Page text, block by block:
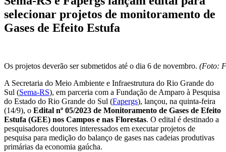
selecionar projetos de monitoramento de
Gases de Efeito Estufa
Os projetos deverão ser submetidos até o dia 6 de novembro. (Foto:
A Secretaria do Meio Ambiente e Infraestrutura do Rio Grande do
Sul (Sema-RS), em parceria com a Fundação de Amparo à Pesquisa
do Estado do Rio Grande do Sul (Fapergs), lançou, na quinta-feira
(14/9), o Edital nº 05/2023 de Monitoramento de Gases de Efeito
Estufa (GEE) nos Campos e nas Florestas. O edital é destinado a
pesquisadores doutores interessados em executar projetos de
pesquisa para medição do balanço de gases nas cadeias produtivas
primárias da economia gaúcha.